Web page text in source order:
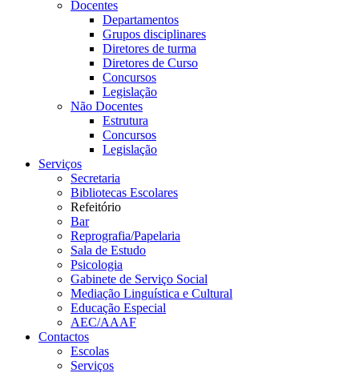
Docentes
Departamentos
Grupos disciplinares
Diretores de turma
Diretores de Curso
Concursos
Legislação
Não Docentes
Estrutura
Concursos
Legislação
Serviços
Secretaria
Bibliotecas Escolares
Refeitório
Bar
Reprografia/Papelaria
Sala de Estudo
Psicologia
Gabinete de Serviço Social
Mediação Linguística e Cultural
Educação Especial
AEC/AAAF
Contactos
Escolas
Serviços